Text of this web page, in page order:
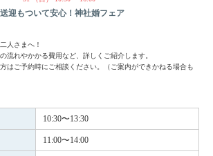
迎もついて安心！神社婚フェア
人さまへ！
流れやかかる費用など、詳しくご紹介します。
はご予約時にご相談ください。（ご案内ができかねる場合も
10:30〜13:30
11:00〜14:00